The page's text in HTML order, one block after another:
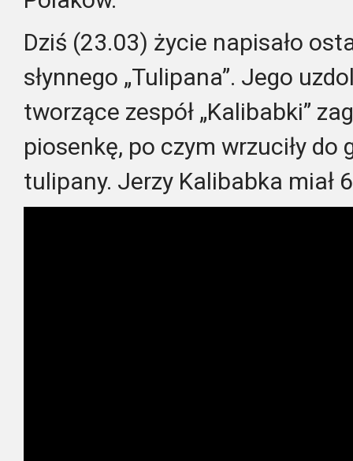
Dziś (23.03) życie napisało
słynnego „Tulipana”. Jego
tworzące zespół „Kalibabki”
piosenkę, po czym wrzuciły do
tulipany. Jerzy Kalibabka miał